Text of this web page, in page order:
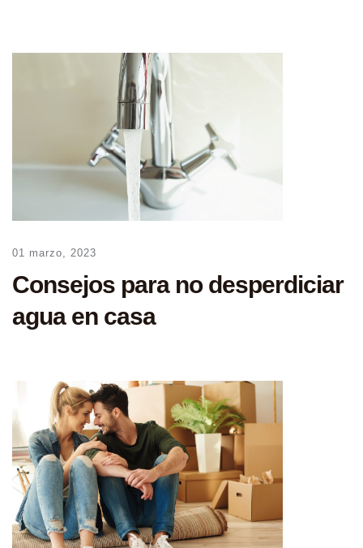
01 marzo, 2023
Consejos para no desperdiciar
agua en casa